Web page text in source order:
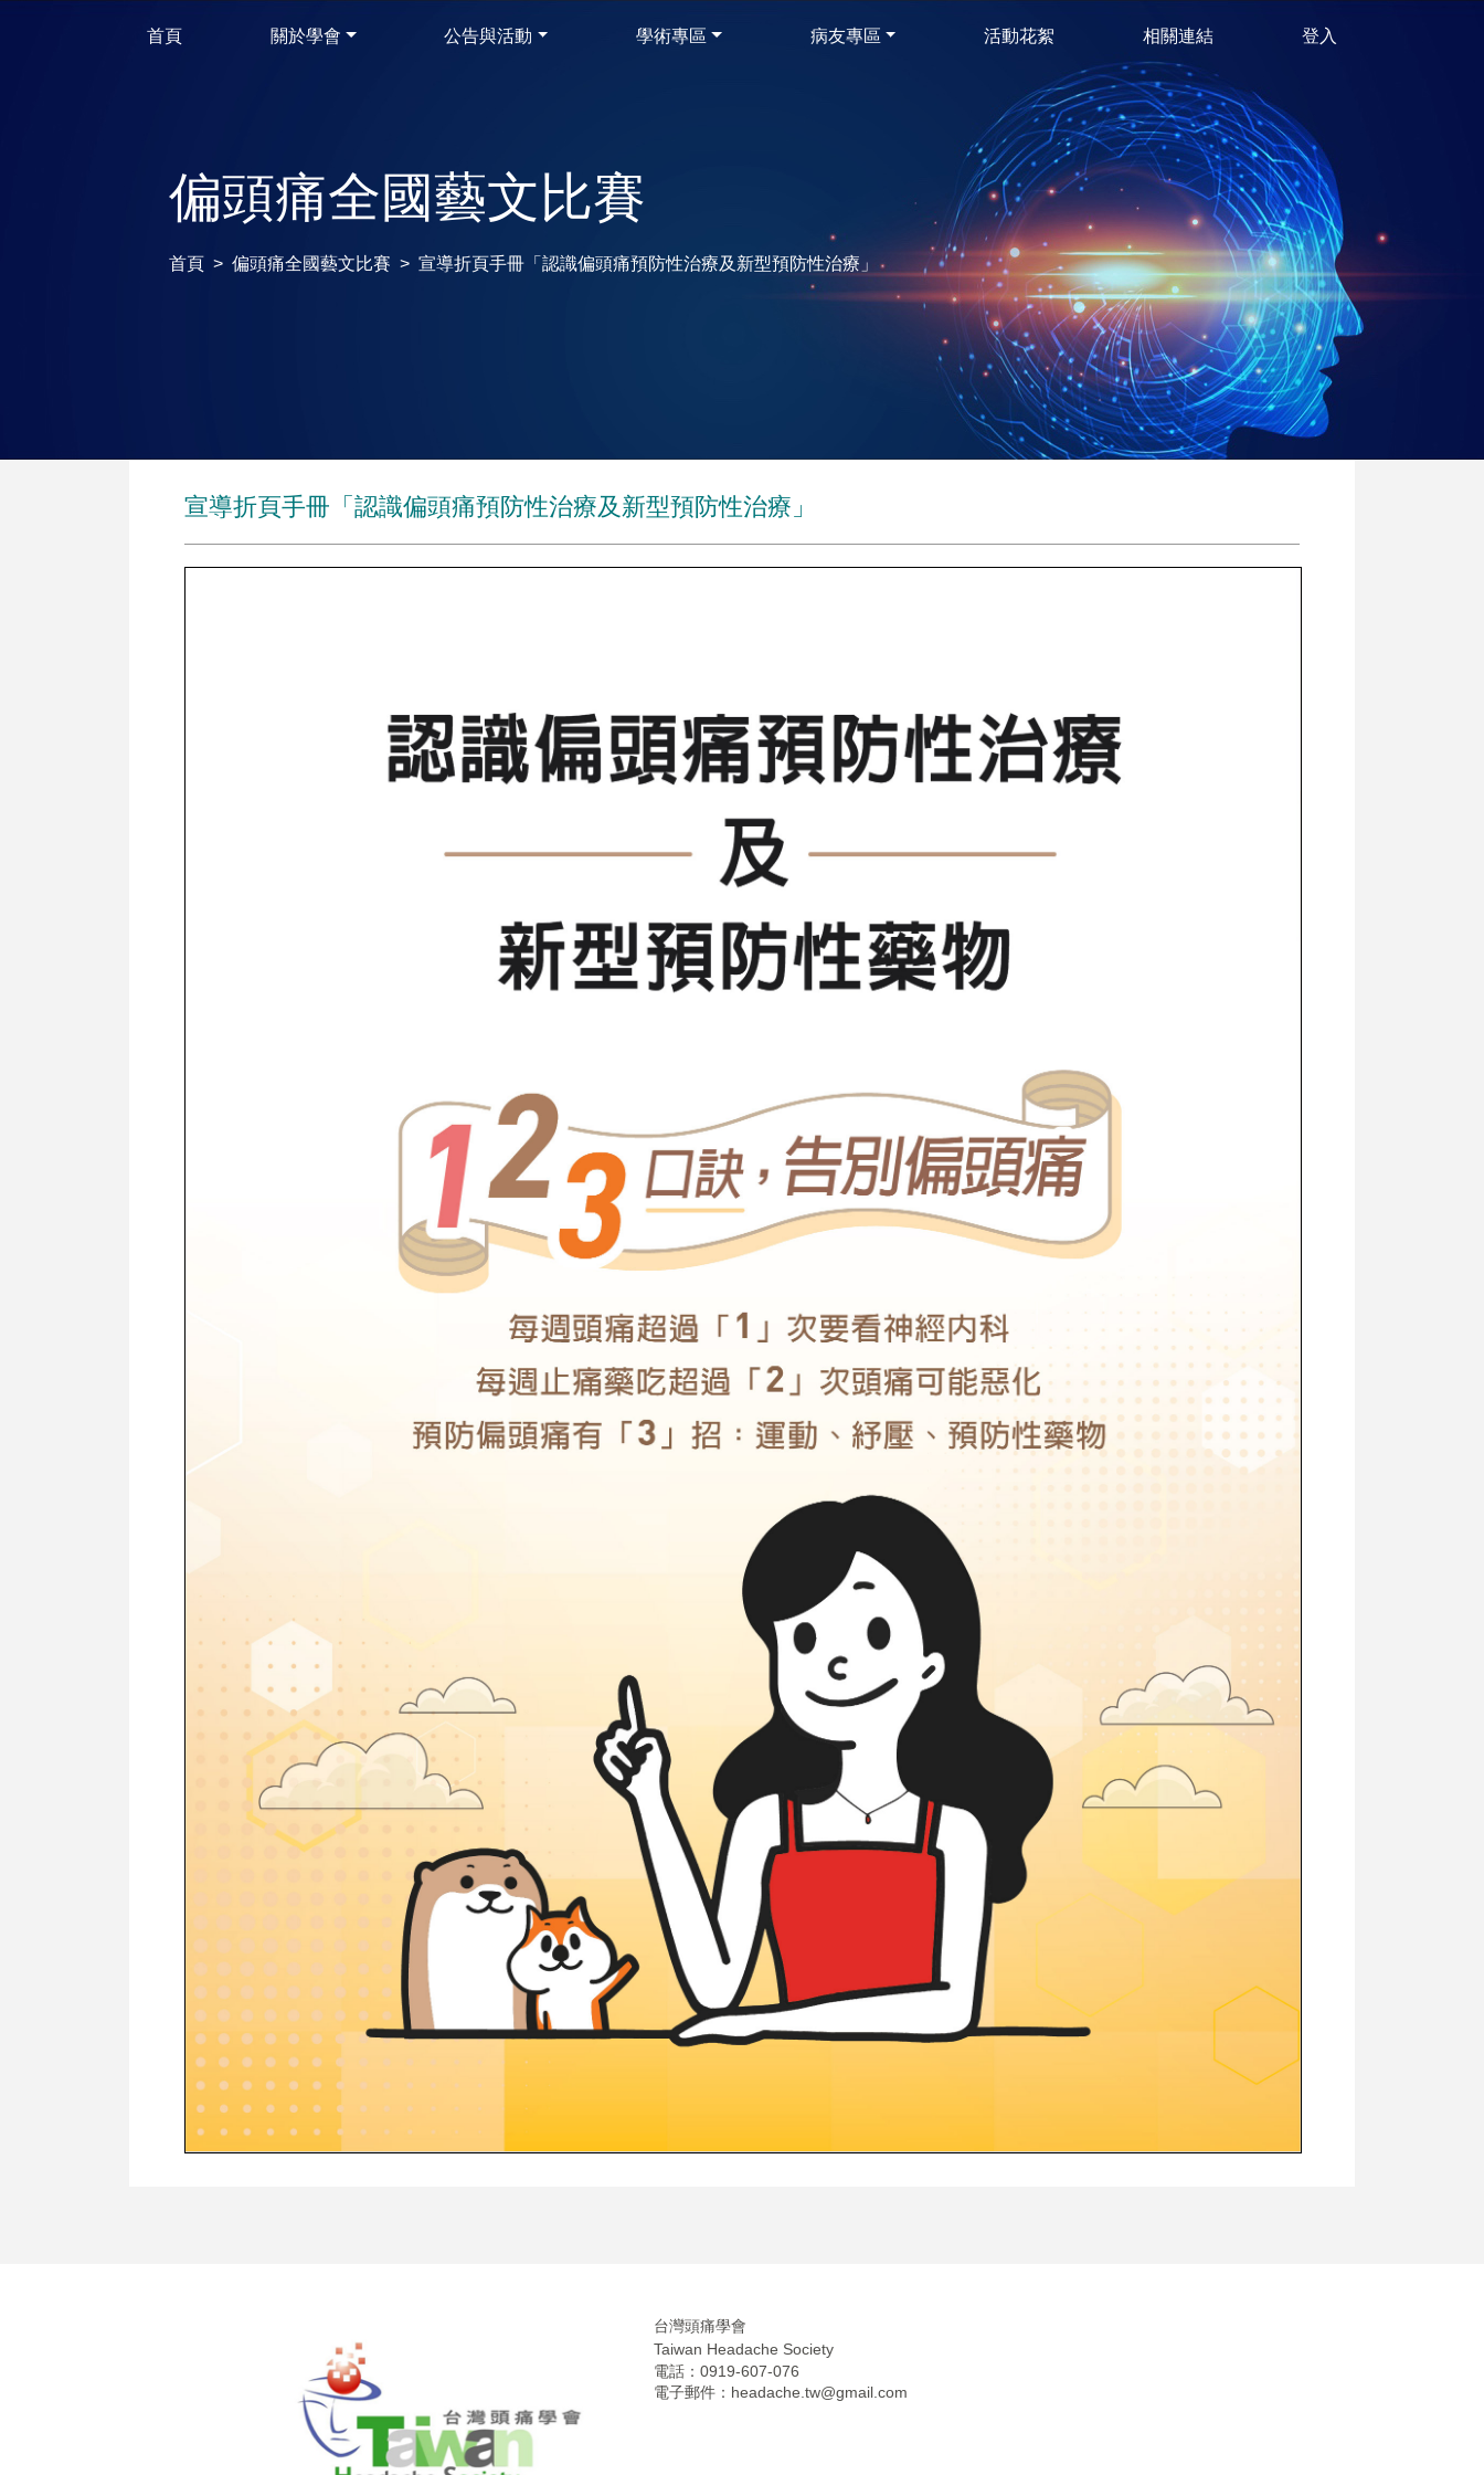
首頁 關於學會 公告與活動 學術專區 病友專區 活動花絮 相關連結 登入
偏頭痛全國藝文比賽
首頁 偏頭痛全國藝文比賽 宣導折頁手冊「認識偏頭痛預防性治療及新型預防性治療」
宣導折頁手冊「認識偏頭痛預防性治療及新型預防性治療」
台灣頭痛學會
Taiwan Headache Society
電話：0919-607-076
電子郵件： headache.tw@gmail.com